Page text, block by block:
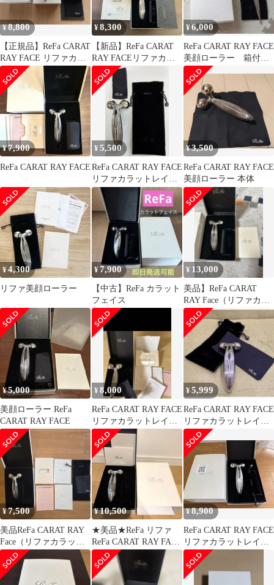
¥8,800
【正規品】ReFa CARAT
RAY FACE リファカラ
ットレイフェイス
¥8,300
【新品】ReFa CARAT
RAY FACEリファカラ
ットレイフェイス純正
¥6,000
ReFa CARAT RAY FACE
美顔ローラー 箱付
き 正規品
¥7,900
ReFa CARAT RAY FACE
¥5,500
ReFa CARAT RAY FACE
リファカラットレイフ
ェイス 美顔ローラー
¥3,500
ReFa CARAT RAY FACE
美顔ローラー 本体
¥4,300
リファ美顔ローラー
¥7,900
【中古】ReFa カラット
フェイス
¥ 13,000
美品】ReFa CARAT
RAY Face（リファカラ
ットレイフェイス）
¥5,000
美顔ローラー ReFa
CARAT RAY FACE
¥8,000
ReFa CARAT RAY FACE
リファカラットレイフ
ェイス 美顔ローラ
¥5,999
ReFa CARAT RAY FACE
リファカラットレイフ
ェイス
¥7,500
美品ReFa CARAT RAY
Face（リファカラット
レイフェイス）
¥10,500
★美品★ReFa リファ
ReFa CARAT RAY FACE
単品
¥8,900
ReFa CARAT RAY FACE
リファカラットレイフ
ェイス 美顔器